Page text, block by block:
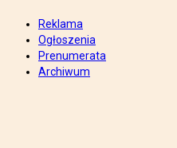
Reklama
Ogłoszenia
Prenumerata
Archiwum